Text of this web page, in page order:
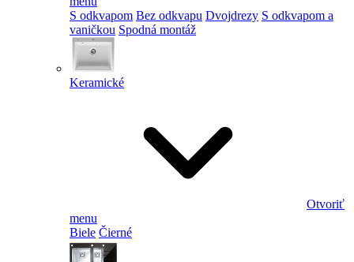
S odkvapom Bez odkvapu Dvojdrezy S odkvapom a
vaničkou Spodná montáž
Keramické
Otvoriť
menu
Biele Čierné